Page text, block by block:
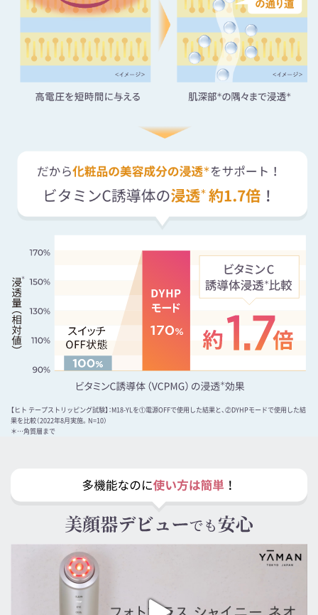
【ヒト テープストリッピング試験】：M18-YLを①電源OFFで使用した結果と、②DYHPモードで使用した結
果を比較（2022年8月実施。N=10）
＊…角質層まで